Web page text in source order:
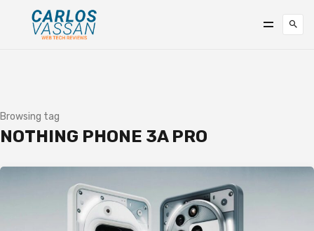
Browsing tag
NOTHING PHONE 3A PRO